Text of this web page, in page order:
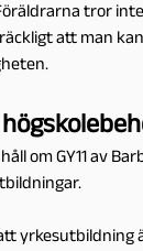
tror
att man
om GY11 av
yrkesutbildning